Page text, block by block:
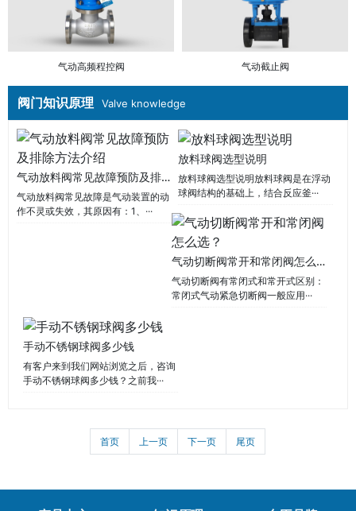
气动高频程控阀 气动截止阀
阀门知识原理 Valve knowledge
气动放料阀常见故障预防及排除方法介绍
气动放料阀常见故障是气动装置的动
作不灵或失效，其原因有：1、···
放料球阀选型说明
放料球阀选型说明放料球阀是在浮动
球阀结构的基础上，结合反应釜···
气动切断阀常开和常闭阀怎么选？
气动切断阀有常闭式和常开式区别：
常闭式气动紧急切断阀一般应用···
手动不锈钢球阀多少钱
有客户来到我们网站浏览之后，咨询
手动不锈钢球阀多少钱？之前我···
首页 上一页 下一页 尾页